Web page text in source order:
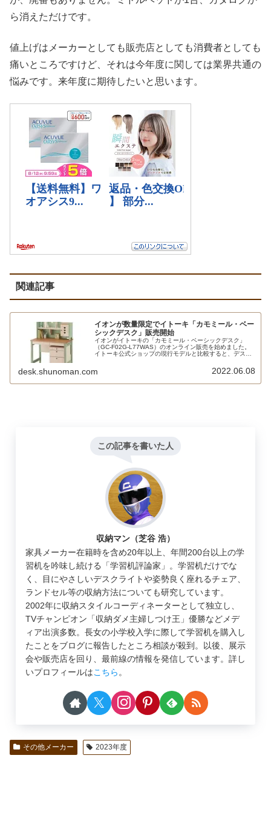
ら消えただけです。
値上げはメーカーとしても販売店としても消費者としても
痛いところですけど、それは今年度に関しては業界共通の
悩みです。来年度に期待したいと思います。
関連記事
イオンが数量限定でイトーキ「カモミール・ベー
シックデスク」販売開始
イオンがイトーキの「カモミール・ベーシックデスク」
（GC-F02G-L77WAS）のオンライン販売を始めました。
イトーキ公式ショップの現行モデルと比較すると、デスク
ているため価格が高くなっていますが、決して割高という
わけではありません。
desk.shunoman.com 2022.06.08
この記事を書いた人
収納マン（芝谷 浩）
家具メーカー在籍時を含め20年以上、年間200台以上の学
習机を吟味し続ける「学習机評論家」。学習机だけでな
く、目にやさしいデスクライトや姿勢良く座れるチェア、
ランドセル等の収納方法についても研究しています。
2002年に収納スタイルコーディネーターとして独立し、
TVチャンピオン「収納ダメ主婦しつけ王」優勝などメデ
ィア出演多数。長女の小学校入学に際して学習机を購入し
たことをブログに報告したところ相談が殺到。以後、展示
会や販売店を回り、最前線の情報を発信しています。詳し
いプロフィールはこちら。
その他メーカー 2023年度